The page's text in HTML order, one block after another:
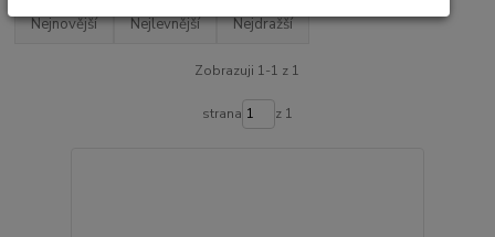
Nejnovější Nejlevnější Nejdražší
Zobrazuji 1-1 z 1
strana z 1